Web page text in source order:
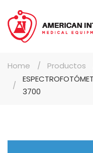
Home Productos
3700